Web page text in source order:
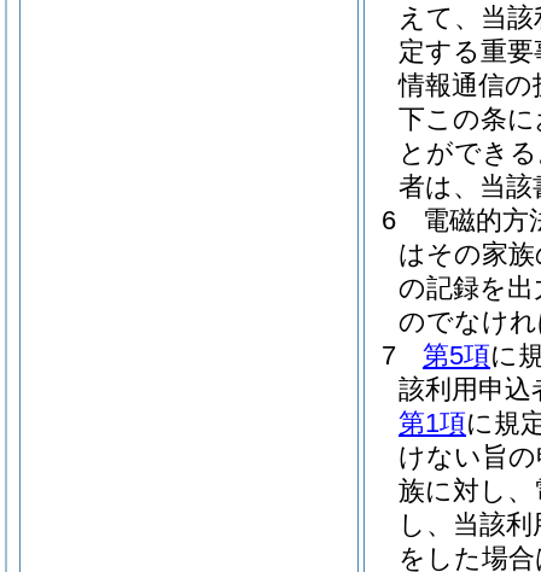
えて、当
定する重
情報通信
下この条
とができ
者は、当
6
電磁的方
はその家
の記録を
のでなけ
7
第5項に
該利用申
第1項に規
けない旨
族に対し
し、当該
をした場